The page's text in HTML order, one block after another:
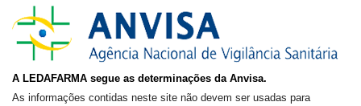
A LEDAFARMA segue as determinações da Anvisa.
As informações contidas neste site não devem ser usadas para